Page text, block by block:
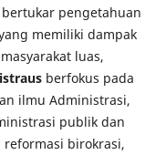
pengetahuan
memiliki dampak
luas,
berfokus pada
ilmu Administrasi,
publik dan
birokrasi,